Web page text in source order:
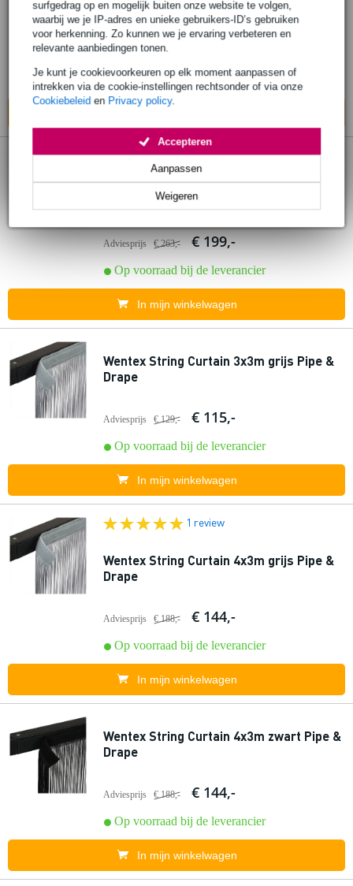
surfgedrag op en mogelijk buiten onze website te volgen,
waarbij we je IP-adres en unieke gebruikers-ID’s gebruiken
voor herkenning. Zo kunnen we je ervaring verbeteren en
relevante aanbiedingen tonen.
Je kunt je cookievoorkeuren op elk moment aanpassen of
intrekken via de cookie-instellingen rechtsonder of via onze
Cookiebeleid en Privacy policy.
Weigeren
Aanpassen
Accepteren
Zwart - 400 x 300 cm (B x H) - geplooid
Adviesprijs € 539,-
Op voorraad bij de leverancier
Wentex P&D Curtain Molton 300 g/m²
unpleaded Zwart - 400 x 300 cm (B x H) -
Adviesprijs € 263,- € 199,-
Op voorraad bij de leverancier
In mijn winkelwagen
Wentex String Curtain 3x3m grijs Pipe &
Drape
Adviesprijs € 129,- € 115,-
Op voorraad bij de leverancier
In mijn winkelwagen
1 review
Wentex String Curtain 4x3m grijs Pipe &
Drape
Adviesprijs € 188,- € 144,-
Op voorraad bij de leverancier
In mijn winkelwagen
Wentex String Curtain 4x3m zwart Pipe &
Drape
Adviesprijs € 188,- € 144,-
Op voorraad bij de leverancier
In mijn winkelwagen